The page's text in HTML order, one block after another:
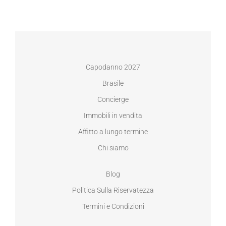
Capodanno 2027
Brasile
Concierge
Immobili in vendita
Affitto a lungo termine
Chi siamo
Blog
Politica Sulla Riservatezza
Termini e Condizioni